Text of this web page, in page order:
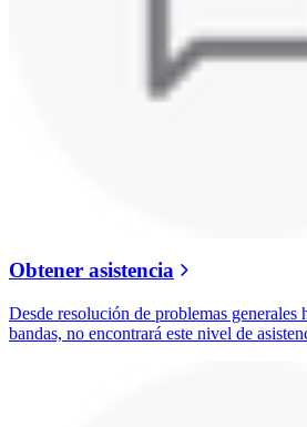
Obtener asistencia
Desde resolución de problemas generales
bandas, no encontrará este nivel de